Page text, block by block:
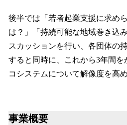
後半では「若者起業支援に求め
は？」「持続可能な地域巻き込
スカッションを行い、各団体の
すると同時に、これから3年間
コシステムについて解像度を高
事業概要